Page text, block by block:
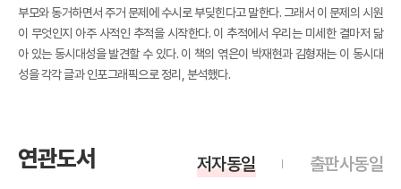
부모와 동거하면서 주거 문제에 수시로 부딪힌다고 말한다. 그래서 이 문제의 시원
이 무엇인지 아주 사적인 추적을 시작한다. 이 추적에서 우리는 미세한 결마저 닮
아 있는 동시대성을 발견할 수 있다. 이 책의 엮은이 박재현과 김형재는 이 동시대
성을 각각 글과 인포그래픽으로 정리, 분석했다.
연관도서 출판사동일
저자동일